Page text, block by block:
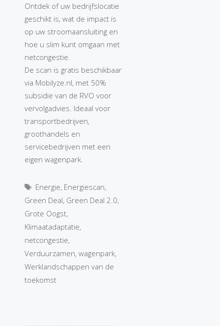
Ontdek of uw bedrijfslocatie
geschikt is, wat de impact is
op uw stroomaansluiting en
hoe u slim kunt omgaan met
netcongestie.
De scan is gratis beschikbaar
via Mobilyze.nl, met 50%
subsidie van de RVO voor
vervolgadvies. Ideaal voor
transportbedrijven,
groothandels en
servicebedrijven met een
eigen wagenpark.
Tags
Energie, Energiescan,
Green Deal, Green Deal 2.0,
Grote Oogst,
Klimaatadaptatie,
netcongestie,
Verduurzamen, wagenpark,
Werklandschappen van de
toekomst